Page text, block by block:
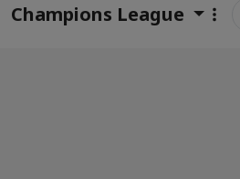
Champions League